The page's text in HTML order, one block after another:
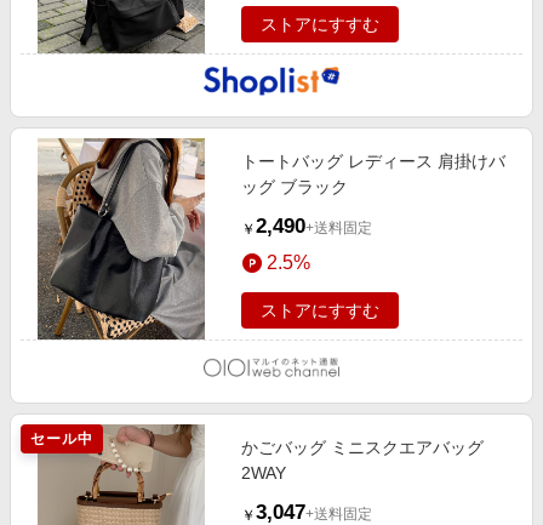
ストアにすすむ
トートバッグ レディース 肩掛けバ
ッグ ブラック
￥ 2,490+送料固定
2.5%
ストアにすすむ
セール中
かごバッグ ミニスクエアバッグ
2WAY
￥ 3,047+送料固定